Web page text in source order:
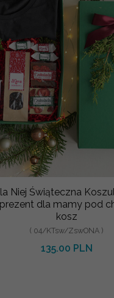
Niej Świąteczna
dla mamy pod
kosz
( 04/KTsw/ZswONA )
135.00 PLN